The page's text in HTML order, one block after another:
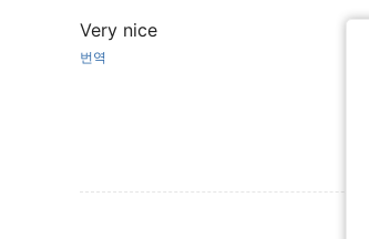
Very nice
번역